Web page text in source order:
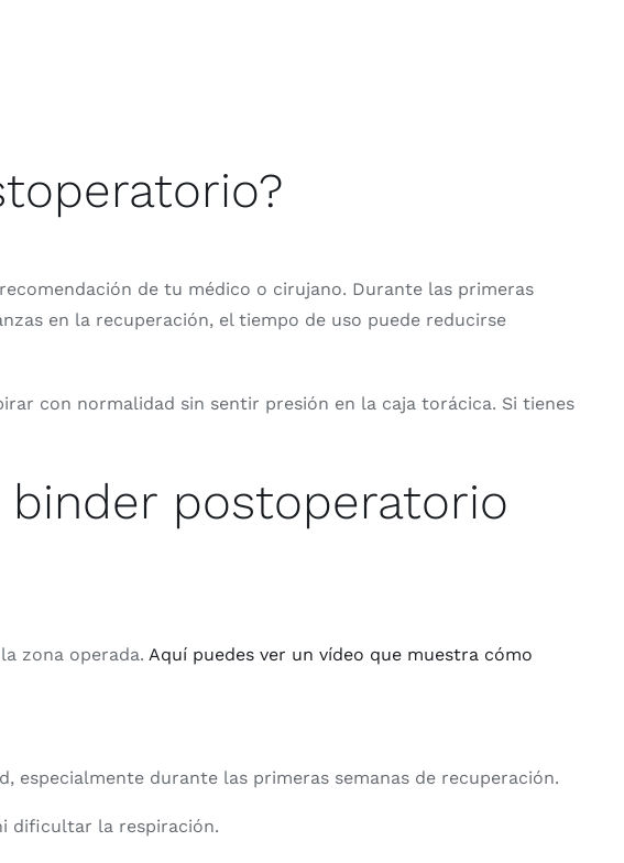
de tu médico o cirujano. Durante las primeras
en la recuperación, el tiempo de uso puede reducirse
con normalidad sin sentir presión en la caja torácica. Si tienes
postoperatorio
zona operada. Aquí puedes ver un vídeo que muestra cómo
especialmente durante las primeras semanas de recuperación.
dificultar la respiración.